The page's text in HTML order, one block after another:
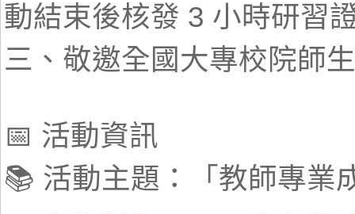
動結束後核發 3 小時研習
三、敬邀全國大專校院師
📅 活動資訊
📚 活動主題：「教師專業